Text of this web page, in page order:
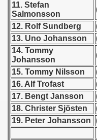
11. Stefan
Salmonsson
12. Rolf Sundberg
13. Uno Johansson
14. Tommy
Johansson
15. Tommy Nilsson
16. Alf Trofast
17. Bengt Jansson
18. Christer Sjösten
19. Peter Johansson
- 1952